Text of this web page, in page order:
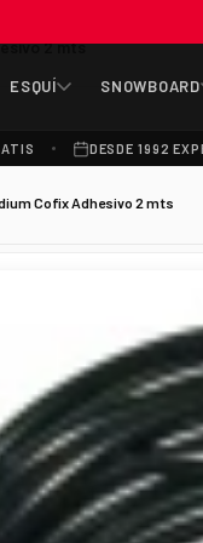
ESQUÍ SNOWBOARD
DESDE 1992
2 mts
Cofix Adhesivo 2 mts